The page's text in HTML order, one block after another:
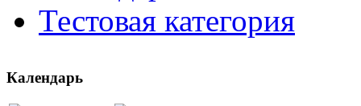
Тестовая категория
Календарь